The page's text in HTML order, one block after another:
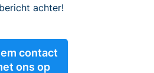
achter!
contact
ons op